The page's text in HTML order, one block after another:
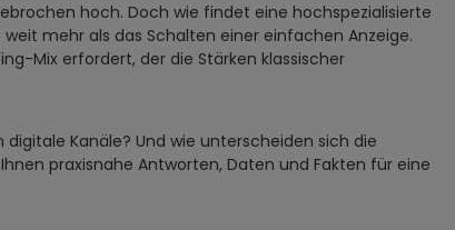
hoch. Doch wie findet eine hochspezialisierte
mehr als das Schalten einer einfachen Anzeige.
Mix erfordert, der die Stärken klassischer
Kanäle? Und wie unterscheiden sich die
praxisnahe Antworten, Daten und Fakten für eine